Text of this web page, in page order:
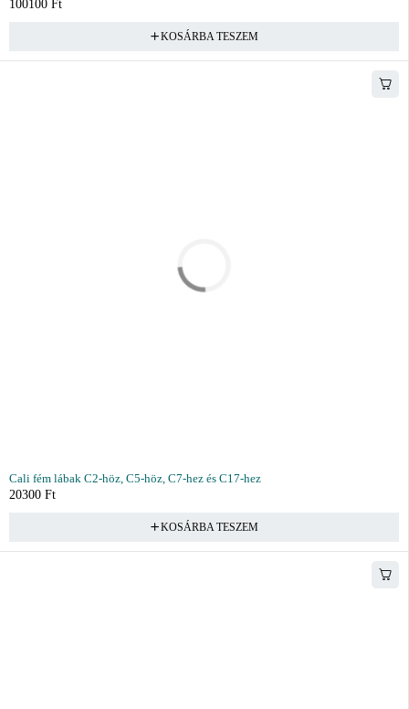
100100 Ft
KOSÁRBA TESZEM
Cali fém lábak C2-höz, C5-höz, C7-hez és C17-hez
20300 Ft
KOSÁRBA TESZEM